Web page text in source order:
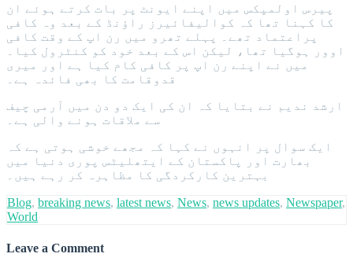
پیرس اولمپکس میں اپنے ایونٹ پر بات کرتے ہوئے ان
کا کہنا تھا کہ کوالیفائیرز راؤنڈ کے بعد وہ کافی
پراعتماد تھے۔ پہلے تھرو میں رن اپ کے وقت کافی
اوور ہوگیا تھا، لیکن اس کے بعد خود کو کنٹرول کیا۔
میں نے اپنے رن اپ پر کافی کام کیا ہے اور میری
قدوقامت کا بھی فائدہ ہے۔
ارشد ندیم نے بتایا کہ ان کی ایک دو دن میں آرمی چیف
سے ملاقات ہونے والی ہے۔
ایک سوال پر انہوں نے کہا کہ مجھے خوشی ہوتی ہے کہ
بھارت اور پاکستان کے ایتھلیٹس پوری دنیا میں
بہترین کارکردگی کا مظاہرہ کر رہے ہیں۔
Blog, breaking news, latest news, News, news updates, Newspaper,
World
Leave a Comment